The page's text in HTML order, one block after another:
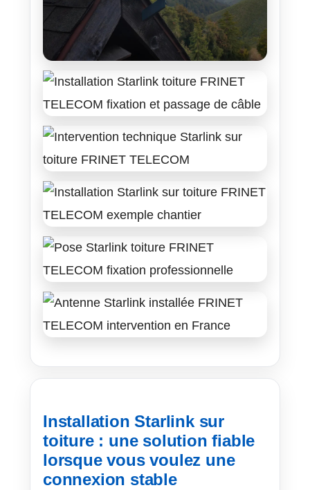
Installation Starlink sur
toiture : une solution fiable
lorsque vous voulez une
connexion stable